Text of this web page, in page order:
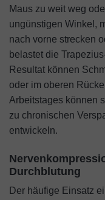
Maus zu weit weg
ungünstigen Winkel,
nach vorne strecken
belastet die
Resultat können
oder im oberen
Arbeitstages können
zu chronischen
entwickeln.
Durchblutung
Der häufige Einsatz